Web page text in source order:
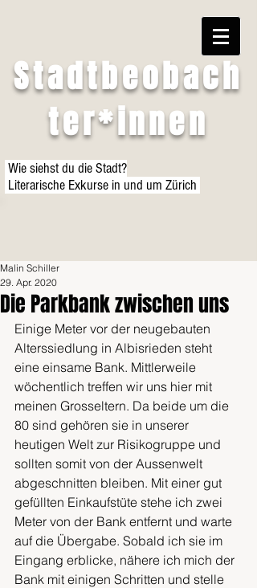
Stadtbeobach
ter*innen
Wie siehst du die Stadt?
Literarische Exkurse in und um Zürich
Die Parkbank zwischen uns
Malin Schiller
29. Apr. 2020
Einige Meter vor der neugebauten
Alterssiedlung in Albisrieden steht
eine einsame Bank. Mittlerweile
wöchentlich treffen wir uns hier mit
meinen Grosseltern. Da beide um die
80 sind gehören sie in unserer
heutigen Welt zur Risikogruppe und
sollten somit von der Aussenwelt
abgeschnitten bleiben. Mit einer gut
gefüllten Einkaufstüte stehe ich zwei
Meter von der Bank entfernt und warte
auf die Übergabe. Sobald ich sie im
Eingang erblicke, nähere ich mich der
Bank mit einigen Schritten und stelle